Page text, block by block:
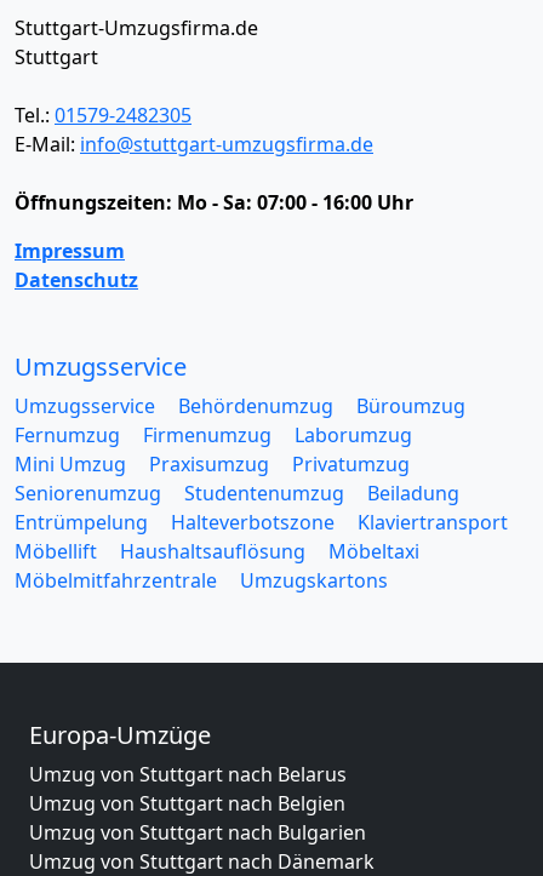
Stuttgart-Umzugsfirma.de
Stuttgart
Tel.: 01579-2482305
E-Mail: info@stuttgart-umzugsfirma.de
Öffnungszeiten: Mo - Sa: 07:00 - 16:00 Uhr
Impressum
Datenschutz
Umzugsservice
Umzugsservice Behördenumzug
Büroumzug
Fernumzug
Firmenumzug
Laborumzug
Mini Umzug
Praxisumzug
Privatumzug
Seniorenumzug
Studentenumzug
Beiladung
Entrümpelung
Halteverbotszone
Klaviertransport
Möbellift
Haushaltsauflösung
Möbeltaxi
Möbelmitfahrzentrale
Umzugskartons
Europa-Umzüge
Umzug von Stuttgart nach Belarus
Umzug von Stuttgart nach Belgien
Umzug von Stuttgart nach Bulgarien
Umzug von Stuttgart nach Dänemark